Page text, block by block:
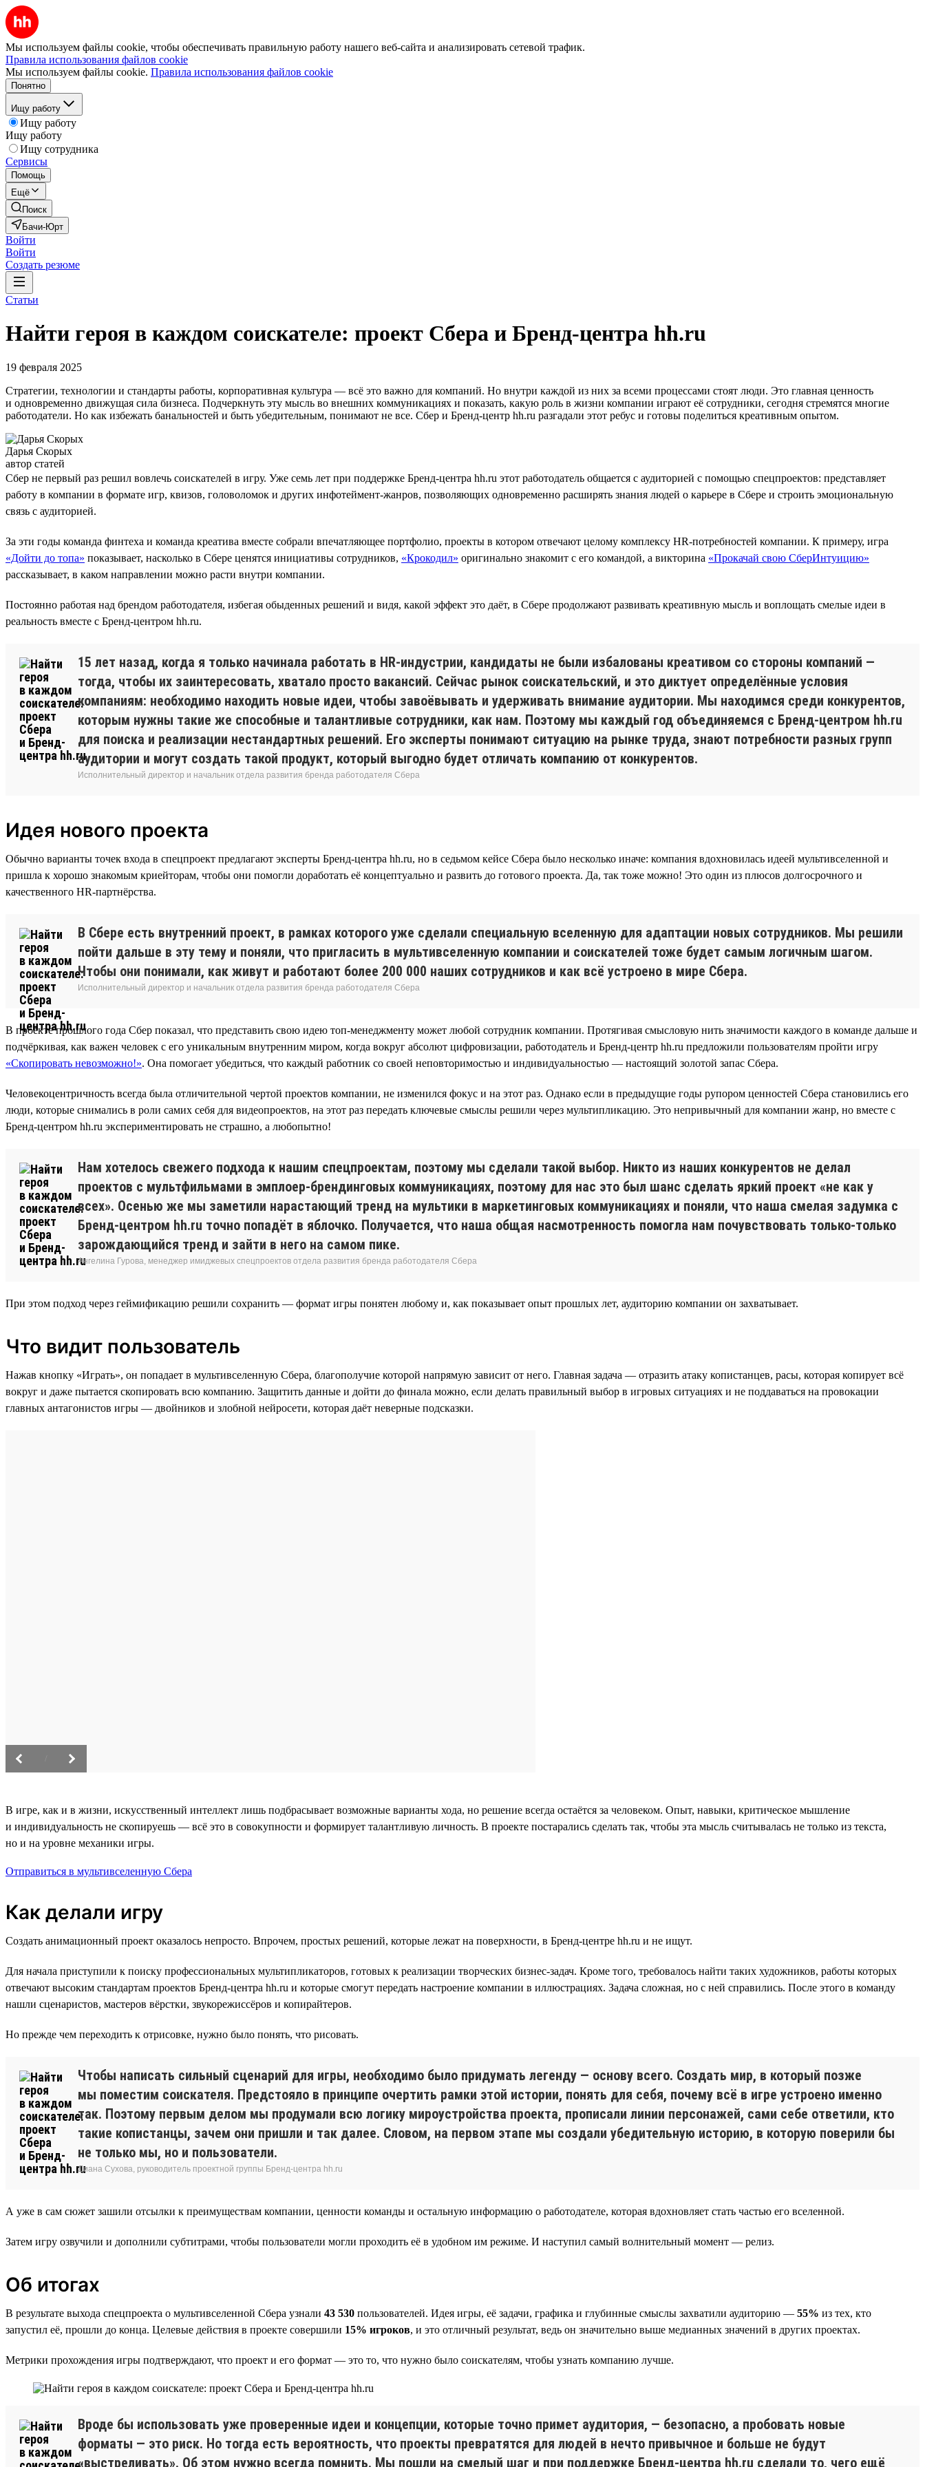
Мы используем файлы cookie, чтобы обеспечивать правильную работу нашего веб-сайта и анализировать сетевой трафик.
Правила использования файлов cookie
Мы используем файлы cookie. Правила использования файлов cookie
Понятно
Ищу работу
Ищу работу
Ищу работу
Ищу сотрудника
Сервисы
Помощь
Ещё
Поиск
Бачи-Юрт
Войти
Войти
Создать резюме
Статьи
Найти героя в каждом соискателе: проект Сбера и Бренд-центра hh.ru
19 февраля 2025
Стратегии, технологии и стандарты работы, корпоративная культура — всё это важно для компаний. Но внутри каждой из них за всеми процессами стоят люди. Это главная ценность
и одновременно движущая сила бизнеса. Подчеркнуть эту мысль во внешних коммуникациях и показать, какую роль в жизни компании играют её сотрудники, сегодня стремятся многие
работодатели. Но как избежать банальностей и быть убедительным, понимают не все. Сбер и Бренд-центр hh.ru разгадали этот ребус и готовы поделиться креативным опытом.
Дарья Скорых
автор статей
Сбер не первый раз решил вовлечь соискателей в игру. Уже семь лет при поддержке Бренд-центра hh.ru этот работодатель общается с аудиторией с помощью спецпроектов: представляет
работу в компании в формате игр, квизов, головоломок и других инфотеймент-жанров, позволяющих одновременно расширять знания людей о карьере в Сбере и строить эмоциональную
связь с аудиторией.
За эти годы команда финтеха и команда креатива вместе собрали впечатляющее портфолио, проекты в котором отвечают целому комплексу HR-потребностей компании. К примеру, игра
«Дойти до топа» показывает, насколько в Сбере ценятся инициативы сотрудников, «Крокодил» оригинально знакомит с его командой, а викторина «Прокачай свою СберИнтуицию»
рассказывает, в каком направлении можно расти внутри компании.
Постоянно работая над брендом работодателя, избегая обыденных решений и видя, какой эффект это даёт, в Сбере продолжают развивать креативную мысль и воплощать смелые идеи в
реальность вместе с Бренд-центром hh.ru.
15 лет назад, когда я только начинала работать в HR-индустрии, кандидаты не были избалованы креативом со стороны компаний —
тогда, чтобы их заинтересовать, хватало просто вакансий. Сейчас рынок соискательский, и это диктует определённые условия
компаниям: необходимо находить новые идеи, чтобы завоёвывать и удерживать внимание аудитории. Мы находимся среди конкурентов,
которым нужны такие же способные и талантливые сотрудники, как нам. Поэтому мы каждый год объединяемся с Бренд-центром hh.ru
для поиска и реализации нестандартных решений. Его эксперты понимают ситуацию на рынке труда, знают потребности разных групп
аудитории и могут создать такой продукт, который выгодно будет отличать компанию от конкурентов.
Исполнительный директор и начальник отдела развития бренда работодателя Сбера
Идея нового проекта
Обычно варианты точек входа в спецпроект предлагают эксперты Бренд-центра hh.ru, но в седьмом кейсе Сбера было несколько иначе: компания вдохновилась идеей мультивселенной и
пришла к хорошо знакомым криейторам, чтобы они помогли доработать её концептуально и развить до готового проекта. Да, так тоже можно! Это один из плюсов долгосрочного и
качественного HR-партнёрства.
В Сбере есть внутренний проект, в рамках которого уже сделали специальную вселенную для адаптации новых сотрудников. Мы решили
пойти дальше в эту тему и поняли, что пригласить в мультивселенную компании и соискателей тоже будет самым логичным шагом.
Чтобы они понимали, как живут и работают более 200 000 наших сотрудников и как всё устроено в мире Сбера.
Исполнительный директор и начальник отдела развития бренда работодателя Сбера
В проекте прошлого года Сбер показал, что представить свою идею топ-менеджменту может любой сотрудник компании. Протягивая смысловую нить значимости каждого в команде дальше и
подчёркивая, как важен человек с его уникальным внутренним миром, когда вокруг абсолют цифровизации, работодатель и Бренд-центр hh.ru предложили пользователям пройти игру
«Скопировать невозможно!». Она помогает убедиться, что каждый работник со своей неповторимостью и индивидуальностью — настоящий золотой запас Сбера.
Человекоцентричность всегда была отличительной чертой проектов компании, не изменился фокус и на этот раз. Однако если в предыдущие годы рупором ценностей Сбера становились его
люди, которые снимались в роли самих себя для видеопроектов, на этот раз передать ключевые смыслы решили через мультипликацию. Это непривычный для компании жанр, но вместе с
Бренд-центром hh.ru экспериментировать не страшно, а любопытно!
Нам хотелось свежего подхода к нашим спецпроектам, поэтому мы сделали такой выбор. Никто из наших конкурентов не делал
проектов с мультфильмами в эмплоер-брендинговых коммуникациях, поэтому для нас это был шанс сделать яркий проект «не как у
всех». Осенью же мы заметили нарастающий тренд на мультики в маркетинговых коммуникациях и поняли, что наша смелая задумка с
Бренд-центром hh.ru точно попадёт в яблочко. Получается, что наша общая насмотренность помогла нам почувствовать только-только
зарождающийся тренд и зайти в него на самом пике.
Ангелина Гурова, менеджер имиджевых спецпроектов отдела развития бренда работодателя Сбера
При этом подход через геймификацию решили сохранить — формат игры понятен любому и, как показывает опыт прошлых лет, аудиторию компании он захватывает.
Что видит пользователь
Нажав кнопку «Играть», он попадает в мультивселенную Сбера, благополучие которой напрямую зависит от него. Главная задача — отразить атаку копистанцев, расы, которая копирует всё
вокруг и даже пытается скопировать всю компанию. Защитить данные и дойти до финала можно, если делать правильный выбор в игровых ситуациях и не поддаваться на провокации
главных антагонистов игры — двойников и злобной нейросети, которая даёт неверные подсказки.
В игре, как и в жизни, искусственный интеллект лишь подбрасывает возможные варианты хода, но решение всегда остаётся за человеком. Опыт, навыки, критическое мышление
и индивидуальность не скопируешь — всё это в совокупности и формирует талантливую личность. В проекте постарались сделать так, чтобы эта мысль считывалась не только из текста,
но и на уровне механики игры.
Отправиться в мультивселенную Сбера
Как делали игру
Создать анимационный проект оказалось непросто. Впрочем, простых решений, которые лежат на поверхности, в Бренд-центре hh.ru и не ищут.
Для начала приступили к поиску профессиональных мультипликаторов, готовых к реализации творческих бизнес-задач. Кроме того, требовалось найти таких художников, работы которых
отвечают высоким стандартам проектов Бренд-центра hh.ru и которые смогут передать настроение компании в иллюстрациях. Задача сложная, но с ней справились. После этого в команду
нашли сценаристов, мастеров вёрстки, звукорежиссёров и копирайтеров.
Но прежде чем переходить к отрисовке, нужно было понять, что рисовать.
Чтобы написать сильный сценарий для игры, необходимо было придумать легенду — основу всего. Создать мир, в который позже
мы поместим соискателя. Предстояло в принципе очертить рамки этой истории, понять для себя, почему всё в игре устроено именно
так. Поэтому первым делом мы продумали всю логику мироустройства проекта, прописали линии персонажей, сами себе ответили, кто
такие копистанцы, зачем они пришли и так далее. Словом, на первом этапе мы создали убедительную историю, в которую поверили бы
не только мы, но и пользователи.
Диана Сухова, руководитель проектной группы Бренд-центра hh.ru
А уже в сам сюжет зашили отсылки к преимуществам компании, ценности команды и остальную информацию о работодателе, которая вдохновляет стать частью его вселенной.
Затем игру озвучили и дополнили субтитрами, чтобы пользователи могли проходить её в удобном им режиме. И наступил самый волнительный момент — релиз.
Об итогах
В результате выхода спецпроекта о мультивселенной Сбера узнали 43 530 пользователей. Идея игры, её задачи, графика и глубинные смыслы захватили аудиторию — 55% из тех, кто
запустил её, прошли до конца. Целевые действия в проекте совершили 15% игроков, и это отличный результат, ведь он значительно выше медианных значений в других проектах.
Метрики прохождения игры подтверждают, что проект и его формат — это то, что нужно было соискателям, чтобы узнать компанию лучше.
Вроде бы использовать уже проверенные идеи и концепции, которые точно примет аудитория, — безопасно, а пробовать новые
форматы — это риск. Но тогда есть вероятность, что проекты превратятся для людей в нечто привычное и больше не будут
«выстреливать». Об этом нужно всегда помнить. Мы пошли на смелый шаг и при поддержке Бренд-центра hh.ru сделали то, чего ещё